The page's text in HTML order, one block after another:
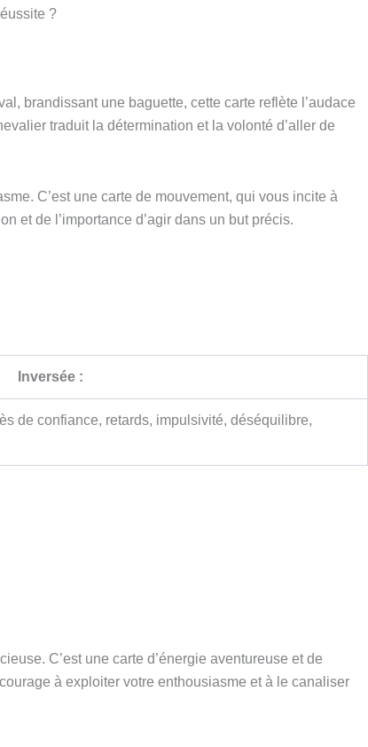
?
brandissant une baguette, cette carte reflète l’audace
traduit la détermination et la volonté d’aller de
C’est une carte de mouvement, qui vous incite à
et de l’importance d’agir dans un but précis.
Inversée :
de confiance, retards, impulsivité, déséquilibre,
C’est une carte d’énergie aventureuse et de
à exploiter votre enthousiasme et à le canaliser